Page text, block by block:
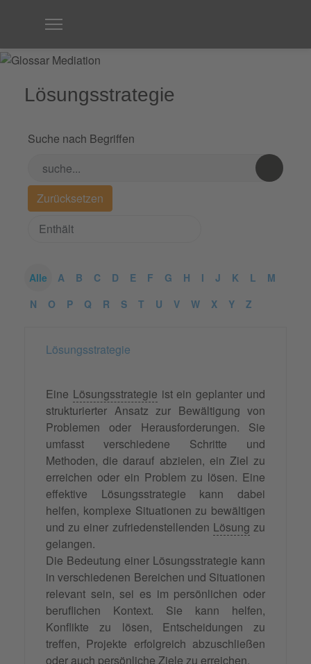
Lösungsstrategie
Suche nach Begriffen
Alle A B C D E F G H I J K L
M
N
O P Q R S T U V W X Y Z
Lösungsstrategie
Eine Lösungsstrategie ist ein geplanter und
strukturierter Ansatz zur Bewältigung von
Problemen oder Herausforderungen. Sie
umfasst verschiedene Schritte und
Methoden, die darauf abzielen, ein Ziel zu
erreichen oder ein Problem zu lösen. Eine
effektive Lösungsstrategie kann dabei
helfen, komplexe Situationen zu bewältigen
und zu einer zufriedenstellenden Lösung zu
gelangen.
Die Bedeutung einer Lösungsstrategie kann
in verschiedenen Bereichen und Situationen
relevant sein, sei es im persönlichen oder
beruflichen Kontext. Sie kann helfen,
Konflikte zu lösen, Entscheidungen zu
treffen, Projekte erfolgreich abzuschließen
oder auch persönliche Ziele zu erreichen.